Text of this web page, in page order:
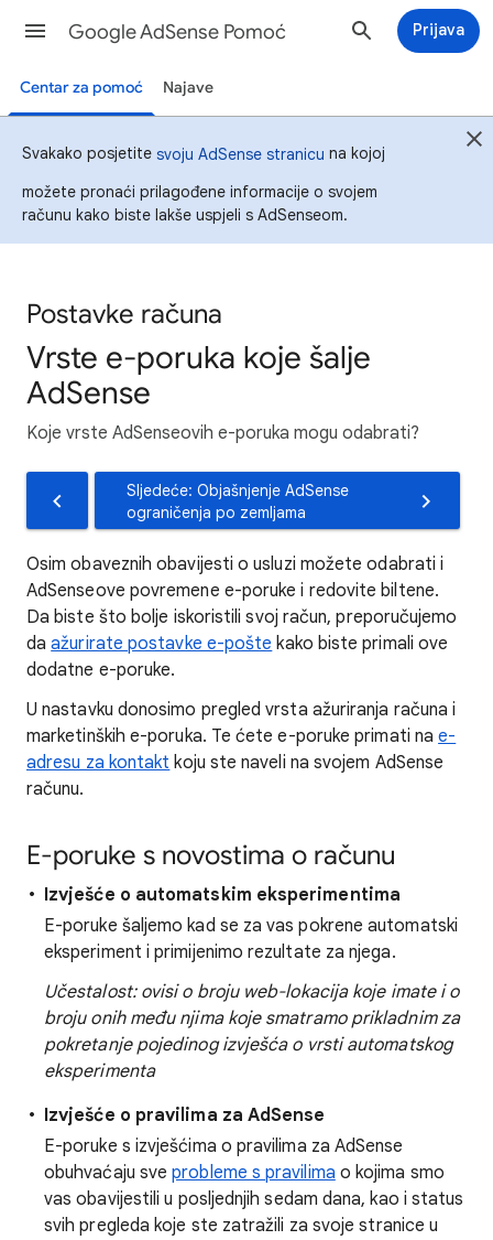
Google AdSense Pomoć Prijava
Centar za pomoć Najave
Svakako posjetite svoju AdSense stranicu na kojoj
možete pronaći prilagođene informacije o svojem
računu kako biste lakše uspjeli s AdSenseom.
Postavke računa
Vrste e-poruka koje šalje
AdSense
Koje vrste AdSenseovih e-poruka mogu odabrati?
Sljedeće: Objašnjenje AdSense
ograničenja po zemljama
Osim obaveznih obavijesti o usluzi možete odabrati i
AdSenseove povremene e-poruke i redovite biltene.
Da biste što bolje iskoristili svoj račun, preporučujemo
daažurirate postavke e-pošte kako biste primali ove
dodatne e-poruke.
U nastavku donosimo pregled vrsta ažuriranja računa i
marketinških e-poruka. Te ćete e-poruke primati nae-
adresu za kontakt koju ste naveli na svojem AdSense
računu.
E-poruke s novostima o računu
Izvješće o automatskim eksperimentima
E-poruke šaljemo kad se za vas pokrene automatski
eksperiment i primijenimo rezultate za njega.
Učestalost: ovisi o broju web-lokacija koje imate i o
broju onih među njima koje smatramo prikladnim za
pokretanje pojedinog izvješća o vrsti automatskog
eksperimenta
Izvješće o pravilima za AdSense
E-poruke s izvješćima o pravilima za AdSense
obuhvaćaju sveprobleme s pravilima o kojima smo
vas obavijestili u posljednjih sedam dana, kao i status
svih pregleda koje ste zatražili za svoje stranice u